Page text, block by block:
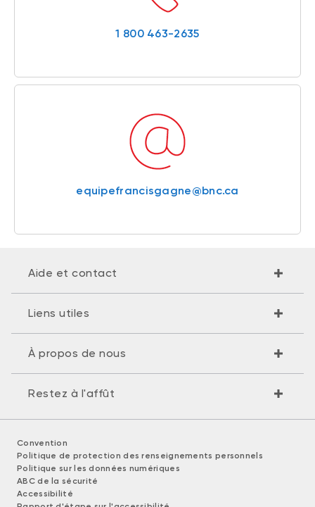
1 800 463-2635
equipefrancisgagne@bnc.ca
Aide et contact
Liens utiles
À propos de nous
Restez à l'affût
Convention
Politique de protection des renseignements personnels
Politique sur les données numériques
ABC de la sécurité
Accessibilité